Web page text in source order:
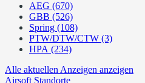
AEG (670)
GBB (526)
Spring (108)
PTW/DTW/CTW (3)
HPA (234)
Alle aktuellen Anzeigen anzeigen
Airsoft Standorte